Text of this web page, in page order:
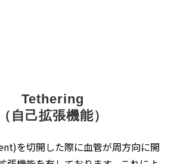
Tethering
（自己拡張機能）
を切開した際に血管が周方向に開